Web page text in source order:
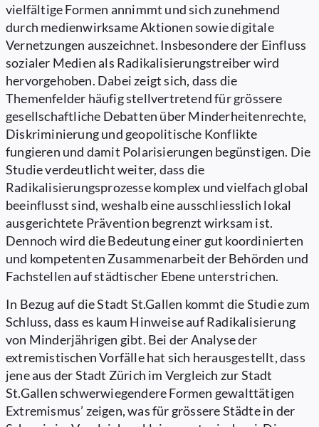
vielfältige Formen annimmt und sich zunehmend
durch medienwirksame Aktionen sowie digitale
Vernetzungen auszeichnet. Insbesondere der Einfluss
sozialer Medien als Radikalisierungstreiber wird
hervorgehoben. Dabei zeigt sich, dass die
Themenfelder häufig stellvertretend für grössere
gesellschaftliche Debatten über Minderheitenrechte,
Diskriminierung und geopolitische Konflikte
fungieren und damit Polarisierungen begünstigen. Die
Studie verdeutlicht weiter, dass die
Radikalisierungsprozesse komplex und vielfach global
beeinflusst sind, weshalb eine ausschliesslich lokal
ausgerichtete Prävention begrenzt wirksam ist.
Dennoch wird die Bedeutung einer gut koordinierten
und kompetenten Zusammenarbeit der Behörden und
Fachstellen auf städtischer Ebene unterstrichen.
In Bezug auf die Stadt St.Gallen kommt die Studie zum
Schluss, dass es kaum Hinweise auf Radikalisierung
von Minderjährigen gibt. Bei der Analyse der
extremistischen Vorfälle hat sich herausgestellt, dass
jene aus der Stadt Zürich im Vergleich zur Stadt
St.Gallen schwerwiegendere Formen gewalttätigen
Extremismus’ zeigen, was für grössere Städte in der